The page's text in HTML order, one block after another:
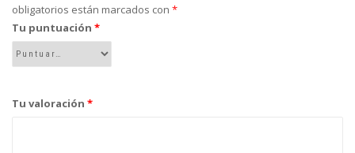
obligatorios están marcados con *
Tu puntuación *
Tu valoración *